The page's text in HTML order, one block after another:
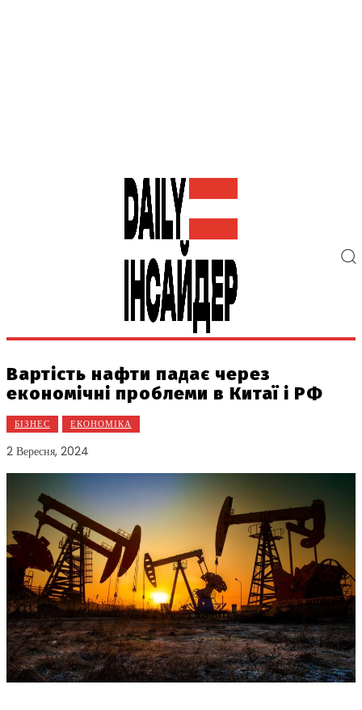
Вартість нафти падає через
економічні проблеми в Китаї і РФ
БІЗНЕС ЕКОНОМІКА
2 Вересня, 2024